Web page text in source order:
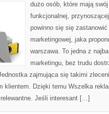
dużo osób, które mają
funkcjonalnej,
powinno się się
marketingowej, jaka
warszawa. To jedna z
marketingu, bez trudu
zajmująca się takimi
klientem. Dzięki temu Wszelka
Jeśli interesant […]